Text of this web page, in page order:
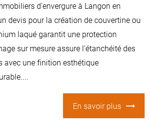
d'envergure à Langon en
devis pour la création de couvertine ou
laqué garantit une protection
sur mesure assure l'étanchéité des
avec une finition esthétique
En savoir plus